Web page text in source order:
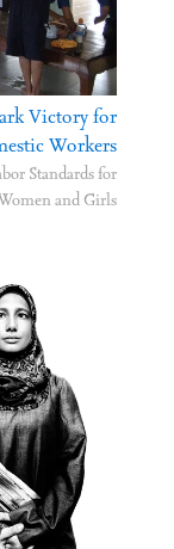
Victory for
Workers
Standards for
and Girls